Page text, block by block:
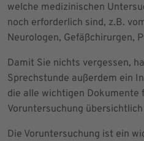
welche medizinischen
noch erforderlich sind, z.B.
Neurologen, Gefäßchirurgen,
Damit Sie nichts vergessen,
Sprechstunde außerdem ein
die alle wichtigen Dokumente
Voruntersuchung
Die Voruntersuchung ist ein